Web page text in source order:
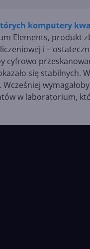
komputery
Elements, produkt
i –
cyfrowo
się stabilnych.
w laboratorium,